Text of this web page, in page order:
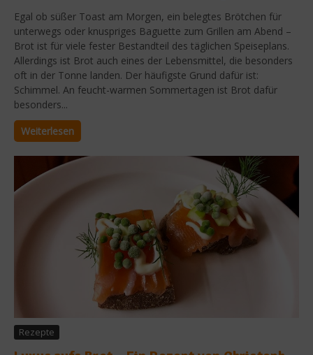
Egal ob süßer Toast am Morgen, ein belegtes Brötchen für
unterwegs oder knuspriges Baguette zum Grillen am Abend –
Brot ist für viele fester Bestandteil des täglichen Speiseplans.
Allerdings ist Brot auch eines der Lebensmittel, die besonders
oft in der Tonne landen. Der häufigste Grund dafür ist:
Schimmel. An feucht-warmen Sommertagen ist Brot dafür
besonders...
Weiterlesen
Rezepte